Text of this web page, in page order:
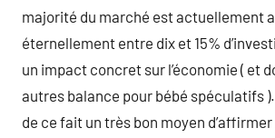
majorité du marché est actuellement
éternellement entre dix et 15%
un impact concret sur l’économie ( et
autres balance pour bébé spéculatifs
de ce fait un très bon moyen